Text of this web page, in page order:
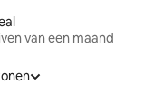
van een maand